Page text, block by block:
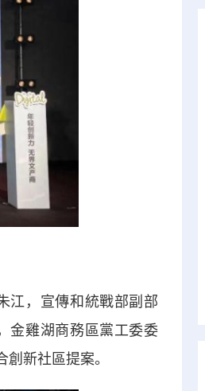
，宣傳和統戰部副部
金雞湖商務區黨工委委
新社區提案。